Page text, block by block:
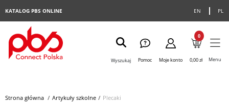
EN PL
KATALOG PBS ONLINE
Wyszukaj Pomoc Moje konto
0
0,00 zł Menu
Strona główna> Artykuły szkolne> Plecaki